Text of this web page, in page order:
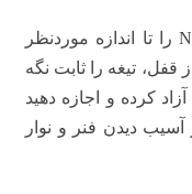
نوار متر 5.5 متری نووا مدل NTT-5525 را تا اندازه موردنظر
قفل، تیغه را ثابت نگه
کرده و اجازه دهید
آسیب دیدن فنر و نوار